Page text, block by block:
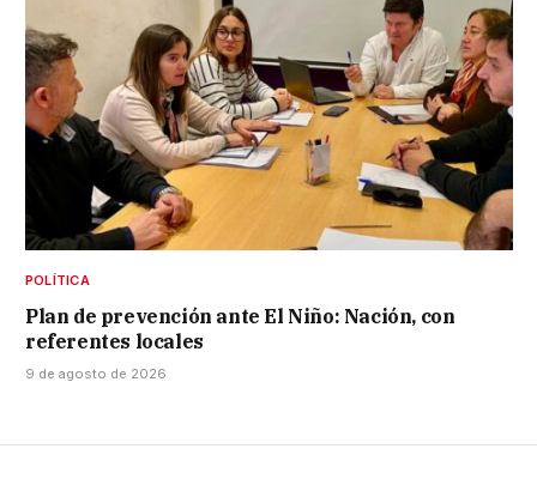
POLÍTICA
Plan de prevención ante El Niño: Nación, con
referentes locales
9 de agosto de 2026